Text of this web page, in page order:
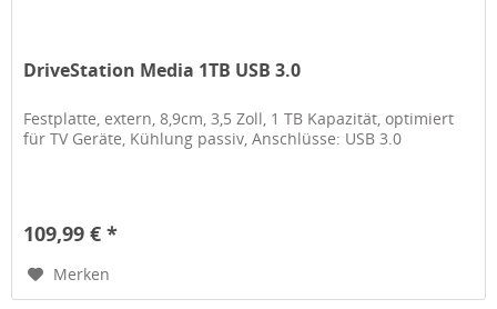
DriveStation Media 1TB USB 3.0
Festplatte, extern, 8,9cm, 3,5 Zoll, 1 TB Kapazität, optimiert
für TV Geräte, Kühlung passiv, Anschlüsse: USB 3.0
109,99 € *
Merken